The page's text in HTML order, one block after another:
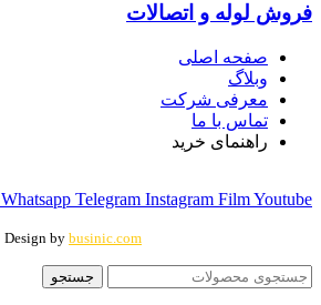
فروش لوله و اتصالات
صفحه اصلی
وبلاگ
معرفی شرکت
تماس با ما
راهنمای خرید
Whatsapp Telegram Instagram FilmYoutube
Design by businic.com
جستجو